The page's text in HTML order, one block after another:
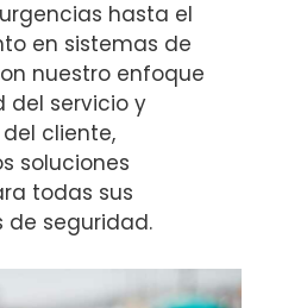
hasta el
en sistemas de
nuestro enfoque
del servicio y
cliente,
soluciones
todas sus
de seguridad.